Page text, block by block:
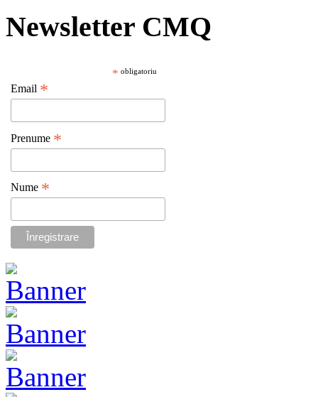
Newsletter CMQ
* obligatoriu
Email *
Prenume *
Nume *